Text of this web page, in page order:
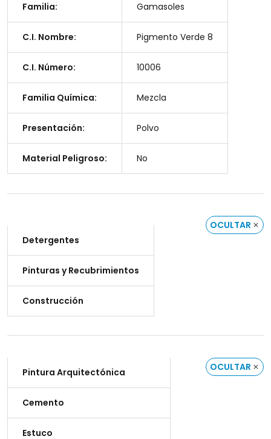
Familia: Gamasoles
C.I. Nombre: Pigmento Verde 8
C.I. Número: 10006
Familia Química: Mezcla
Presentación: Polvo
Material Peligroso: No
OCULTAR
Detergentes
Pinturas y Recubrimientos
Construcción
OCULTAR
Pintura Arquitectónica
Cemento
Estuco